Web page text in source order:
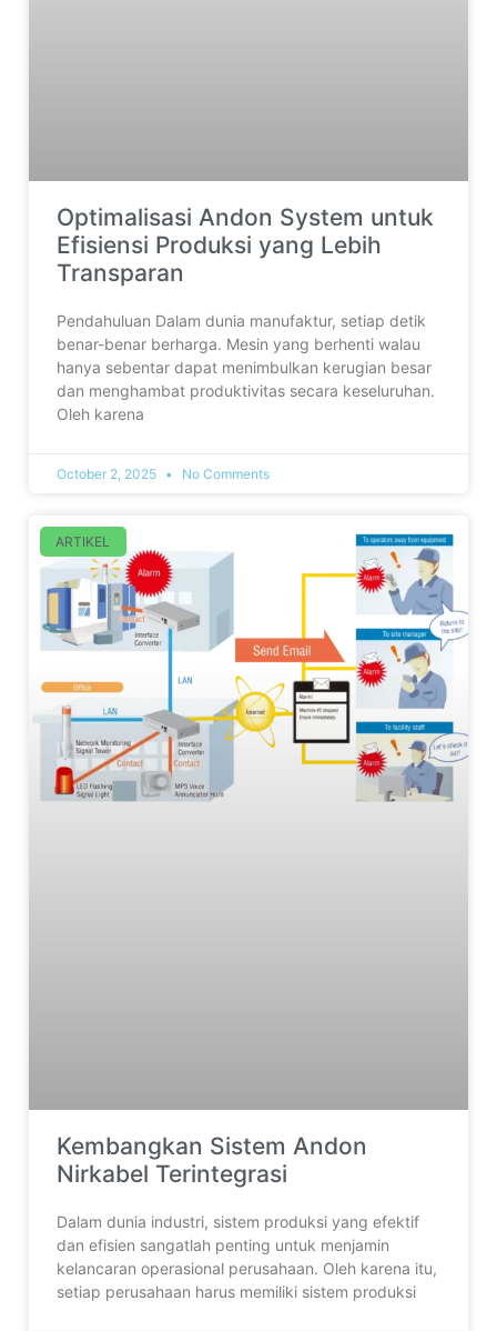
Optimalisasi Andon System untuk
Efisiensi Produksi yang Lebih
Transparan
Pendahuluan Dalam dunia manufaktur, setiap detik
benar-benar berharga. Mesin yang berhenti walau
hanya sebentar dapat menimbulkan kerugian besar
dan menghambat produktivitas secara keseluruhan.
Oleh karena
October 2, 2025 No Comments
ARTIKEL
Kembangkan Sistem Andon
Nirkabel Terintegrasi
Dalam dunia industri, sistem produksi yang efektif
dan efisien sangatlah penting untuk menjamin
kelancaran operasional perusahaan. Oleh karena itu,
setiap perusahaan harus memiliki sistem produksi